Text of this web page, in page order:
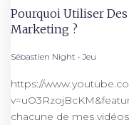
Pourquoi Utiliser
Marketing ?
Sébastien Night Jeu
https://
chacune de mes